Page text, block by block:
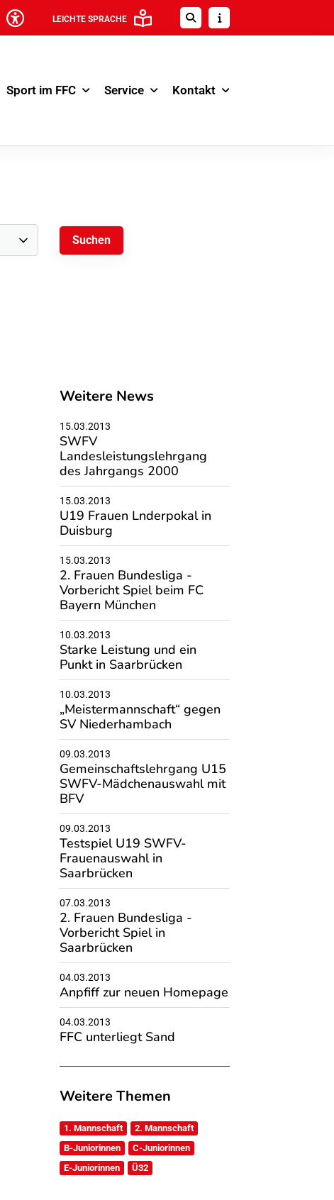
LEICHTE SPRACHE
Sport im FFC Service Kontakt
Weitere News
15.03.2013
SWFV
Landesleistungslehrgang
des Jahrgangs 2000
15.03.2013
U19 Frauen Lnderpokal in
Duisburg
15.03.2013
2. Frauen Bundesliga -
Vorbericht Spiel beim FC
Bayern München
10.03.2013
Starke Leistung und ein
Punkt in Saarbrücken
10.03.2013
„Meistermannschaft“ gegen
SV Niederhambach
09.03.2013
Gemeinschaftslehrgang U15
SWFV-Mädchenauswahl mit
BFV
09.03.2013
Testspiel U19 SWFV-
Frauenauswahl in
Saarbrücken
07.03.2013
2. Frauen Bundesliga -
Vorbericht Spiel in
Saarbrücken
04.03.2013
Anpfiff zur neuen Homepage
04.03.2013
FFC unterliegt Sand
Weitere Themen
1. Mannschaft
2. Mannschaft
B-Juniorinnen
C-Juniorinnen
E-Juniorinnen
Ü32